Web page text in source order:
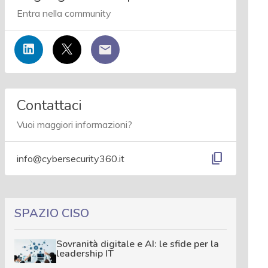
Entra nella community
Contattaci
Vuoi maggiori informazioni?
info@cybersecurity360.it content_copy
SPAZIO CISO
Sovranità digitale e AI: le sfide per la
leadership IT